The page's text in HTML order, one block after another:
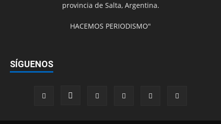
provincia de Salta, Argentina.
HACEMOS PERIODISMO"
SÍGUENOS